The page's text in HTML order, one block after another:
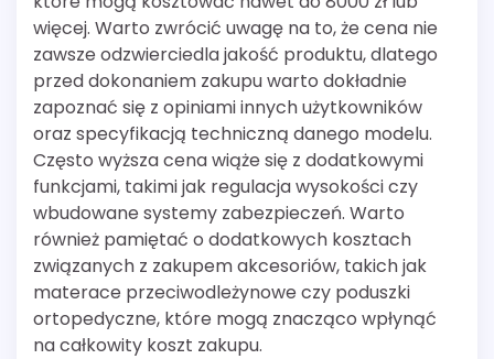
więcej. Warto zwrócić uwagę na to, że cena nie
zawsze odzwierciedla jakość produktu, dlatego
przed dokonaniem zakupu warto dokładnie
zapoznać się z opiniami innych użytkowników
oraz specyfikacją techniczną danego modelu.
Często wyższa cena wiąże się z dodatkowymi
funkcjami, takimi jak regulacja wysokości czy
wbudowane systemy zabezpieczeń. Warto
również pamiętać o dodatkowych kosztach
związanych z zakupem akcesoriów, takich jak
materace przeciwodleżynowe czy poduszki
ortopedyczne, które mogą znacząco wpłynąć
na całkowity koszt zakupu.